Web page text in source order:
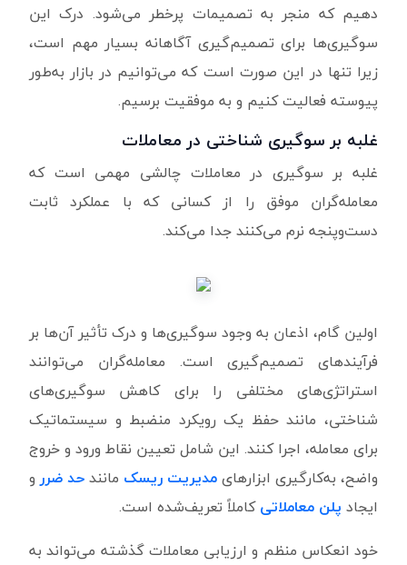
دهیم که منجر به تصمیمات پرخطر می‌شود. درک این
سوگیری‌ها برای تصمیم‌گیری آگاهانه بسیار مهم است،
زیرا تنها در این صورت است که می‌توانیم در بازار به‌طور
پیوسته فعالیت کنیم و به موفقیت برسیم.
غلبه بر سوگیری شناختی در معاملات
غلبه بر سوگیری در معاملات چالشی مهمی است که
معامله‌گران موفق را از کسانی که با عملکرد ثابت
دست‌وپنجه نرم می‌کنند جدا می‌کند.
اولین گام، اذعان به وجود سوگیری‌ها و درک تأثیر آن‌ها بر
فرآیندهای تصمیم‌گیری است. معامله‌گران می‌توانند
استراتژی‌های مختلفی را برای کاهش سوگیری‌های
شناختی، مانند حفظ یک رویکرد منضبط و سیستماتیک
برای معامله، اجرا کنند. این شامل تعیین نقاط ورود و خروج
واضح، به‌کارگیری ابزارهایمدیریت ریسک مانندحد ضررو
ایجاد پلن معاملاتیکاملاً تعریف‌شده است.
خود انعکاس منظم و ارزیابی معاملات گذشته می‌تواند به